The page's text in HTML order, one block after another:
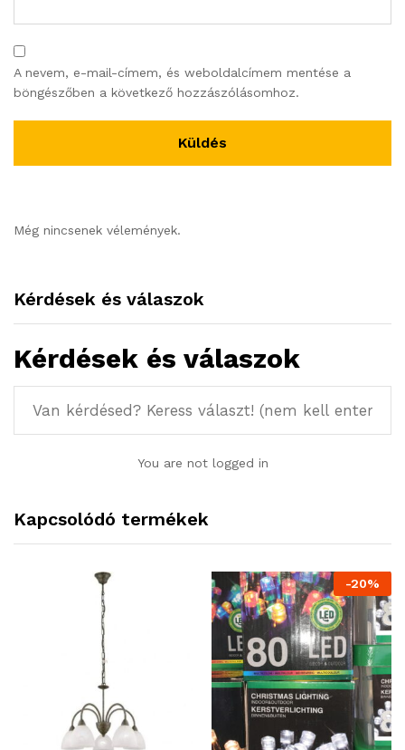
A nevem, e-mail-címem, és weboldalcímem mentése a
böngészőben a következő hozzászólásomhoz.
Még nincsenek vélemények.
Kérdések és válaszok
Kérdések és válaszok
You are not logged in
Kapcsolódó termékek
-20%